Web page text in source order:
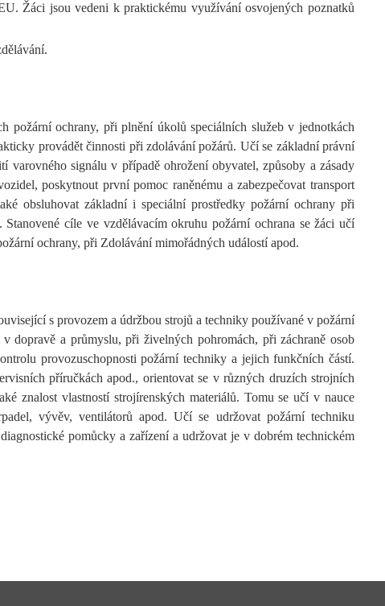
Žáci jsou vedeni k praktickému využívání osvojených poznatků
požární ochrany, při plnění úkolů speciálních služeb v jednotkách
provádět činnosti při zdolávání požárů. Učí se základní právní
signálu v případě ohrožení obyvatel, způsoby a zásady
poskytnout první pomoc raněnému a zabezpečovat transport
obsluhovat základní i speciální prostředky požární ochrany při
cíle ve vzdělávacím okruhu požární ochrana se žáci učí
ochrany, při Zdolávání mimořádných událostí apod.
s provozem a údržbou strojů a techniky používané v požární
dopravě a průmyslu, při živelných pohromách, při záchraně osob
provozuschopnosti požární techniky a jejich funkčních částí.
příručkách apod., orientovat se v různých druzích strojních
znalost vlastností strojírenských materiálů. Tomu se učí v nauce
vývěv, ventilátorů apod. Učí se udržovat požární techniku
pomůcky a zařízení a udržovat je v dobrém technickém